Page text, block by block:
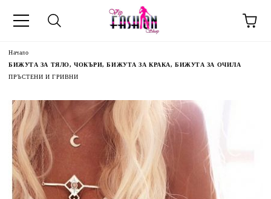
Начало
БИЖУТА ЗА ТЯЛО, ЧОКЪРИ, БИЖУТА ЗА КРАКА, БИЖУТА ЗА ОЧИЛА
ПРЪСТЕНИ И ГРИВНИ